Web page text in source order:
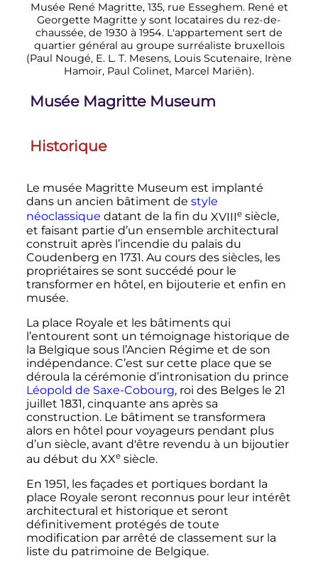
Musée René Magritte, 135, rue Esseghem. René et
Georgette Magritte y sont locataires du rez-de-
chaussée, de 1930 à 1954. L'appartement sert de
quartier général au groupe surréaliste bruxellois
(Paul Nougé, E. L. T. Mesens, Louis Scutenaire, Irène
Hamoir, Paul Colinet, Marcel Mariën).
Musée Magritte Museum
Historique
Le musée Magritte Museum est implanté
dans un ancien bâtiment de style
néoclassique datant de la fin du XVIIIe siècle,
et faisant partie d’un ensemble architectural
construit après l’incendie du palais du
Coudenberg en 1731. Au cours des siècles, les
propriétaires se sont succédé pour le
transformer en hôtel, en bijouterie et enfin en
musée.
La place Royale et les bâtiments qui
l’entourent sont un témoignage historique de
la Belgique sous l’Ancien Régime et de son
indépendance. C’est sur cette place que se
déroula la cérémonie d’intronisation du prince
Léopold de Saxe-Cobourg, roi des Belges le 21
juillet 1831, cinquante ans après sa
construction. Le bâtiment se transformera
alors en hôtel pour voyageurs pendant plus
d’un siècle, avant d'être revendu à un bijoutier
au début du XXe siècle.
En 1951, les façades et portiques bordant la
place Royale seront reconnus pour leur intérêt
architectural et historique et seront
définitivement protégés de toute
modification par arrêté de classement sur la
liste du patrimoine de Belgique.